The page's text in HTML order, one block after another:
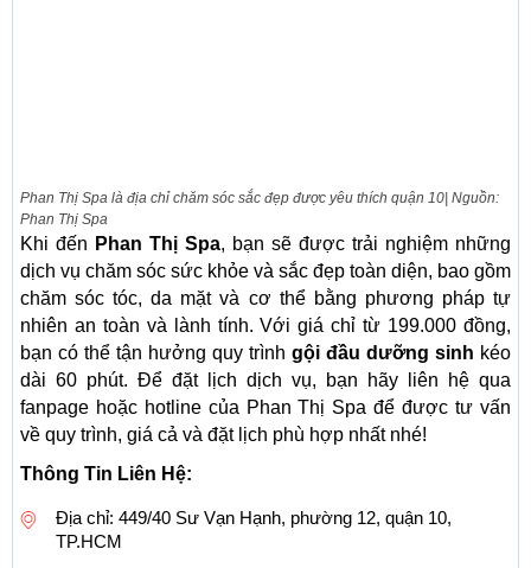
Phan Thị Spa là địa chỉ chăm sóc sắc đẹp được yêu thích quận 10| Nguồn:
Phan Thị Spa
Khi đến Phan Thị Spa, bạn sẽ được trải nghiệm những
dịch vụ chăm sóc sức khỏe và sắc đẹp toàn diện, bao gồm
chăm sóc tóc, da mặt và cơ thể bằng phương pháp tự
nhiên an toàn và lành tính. Với giá chỉ từ 199.000 đồng,
bạn có thể tận hưởng quy trình gội đầu dưỡng sinh kéo
dài 60 phút. Để đặt lịch dịch vụ, bạn hãy liên hệ qua
fanpage hoặc hotline của Phan Thị Spa để được tư vấn
về quy trình, giá cả và đặt lịch phù hợp nhất nhé!
Thông Tin Liên Hệ:
Địa chỉ: 449/40 Sư Vạn Hạnh, phường 12, quận 10,
TP.HCM